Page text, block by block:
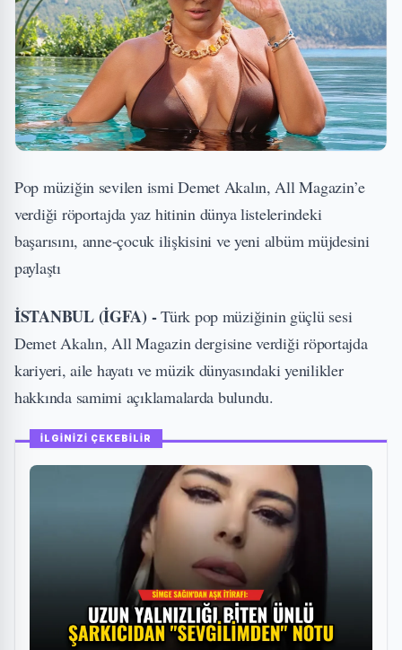
Pop müziğin sevilen ismi Demet Akalın, All Magazin’e
verdiği röportajda yaz hitinin dünya listelerindeki
başarısını, anne-çocuk ilişkisini ve yeni albüm müjdesini
paylaştı
İSTANBUL (İGFA) -Türk pop müziğinin güçlü sesi
Demet Akalın, All Magazin dergisine verdiği röportajda
kariyeri, aile hayatı ve müzik dünyasındaki yenilikler
hakkında samimi açıklamalarda bulundu.
İLGİNİZİ ÇEKEBİLİR